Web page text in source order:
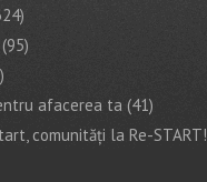
(95)
afacerea ta (41)
comunități la Re-START!